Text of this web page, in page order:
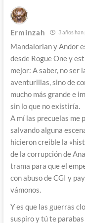
Erminzah 3 años
Mandalorian y Andor
desde Rogue One y
mejor: A saber, no ser
aventurillas, sino de
mucho más grande e
sin lo que no existiría.
A mí las precuelas me
salvando alguna
hicieron creible la
de la corrupción de
trama para que el
con abuso de CGI y
vámonos.
Y es que las guerras
suspiro y tú te